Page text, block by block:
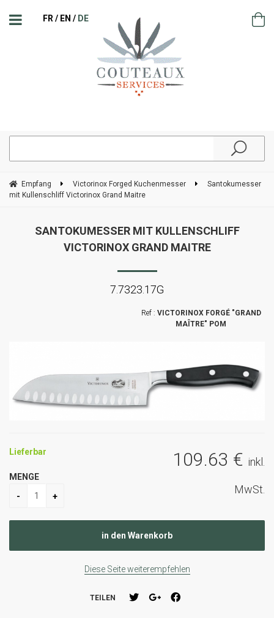
FR EN DE
Empfang Victorinox Forged Kuchenmesser
Santokumesser
mit Kullenschliff Victorinox Grand Maitre
SANTOKUMESSER MIT KULLENSCHLIFF
VICTORINOX GRAND MAITRE
7.7323.17G
VICTORINOX FORGÉ "GRAND
MAÎTRE" POM
109.63 € inkl.
MwSt.
Lieferbar
MENGE
Diese Seite weiterempfehlen
TEILEN